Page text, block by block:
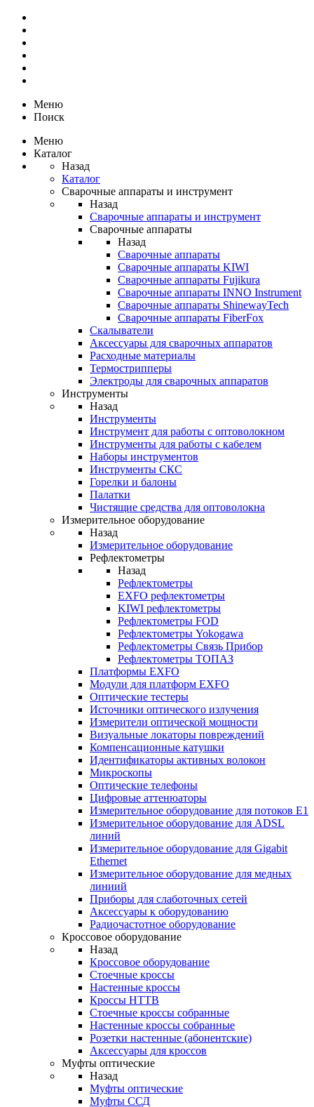
Меню
Поиск
Меню
Каталог
Назад
Каталог
Сварочные аппараты и инструмент
Назад
Сварочные аппараты и инструмент
Сварочные аппараты
Назад
Сварочные аппараты
Сварочные аппараты KIWI
Сварочные аппараты Fujikura
Сварочные аппараты INNO Instrument
Сварочные аппараты ShinewayTech
Cварочные аппараты FiberFox
Скалыватели
Аксессуары для сварочных аппаратов
Расходные материалы
Термострипперы
Электроды для сварочных аппаратов
Инструменты
Назад
Инструменты
Инструмент для работы с оптоволокном
Инструменты для работы с кабелем
Наборы инструментов
Инструменты СКС
Горелки и балоны
Палатки
Чистящие средства для оптоволокна
Измерительное оборудование
Назад
Измерительное оборудование
Рефлектометры
Назад
Рефлектометры
EXFO рефлектометры
KIWI рефлектометры
Рефлектометры FOD
Рефлектометры Yokogawa
Рефлектометры Связь Прибор
Рефлектометры ТОПАЗ
Платформы EXFO
Модули для платформ EXFO
Оптические тестеры
Источники оптического излучения
Измерители оптической мощности
Визуальные локаторы повреждений
Компенсационные катушки
Идентификаторы активных волокон
Микроскопы
Оптические телефоны
Цифровые аттенюаторы
Измерительное оборудование для потоков Е1
Измерительное оборудование для ADSL
линий
Измерительное оборудование для Gigabit
Ethernet
Измерительное оборудование для медных
линиий
Приборы для слаботочных сетей
Аксессуары к оборудованию
Радиочастотное оборудование
Кроссовое оборудование
Назад
Кроссовое оборудование
Стоечные кроссы
Настенные кроссы
Кроссы HTTB
Стоечные кроссы собранные
Настенные кроссы собранные
Розетки настенные (абонентские)
Аксессуары для кроссов
Муфты оптические
Назад
Муфты оптические
Муфты ССД